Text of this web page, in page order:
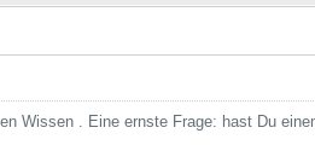
Wissen . Eine ernste Frage: hast Du